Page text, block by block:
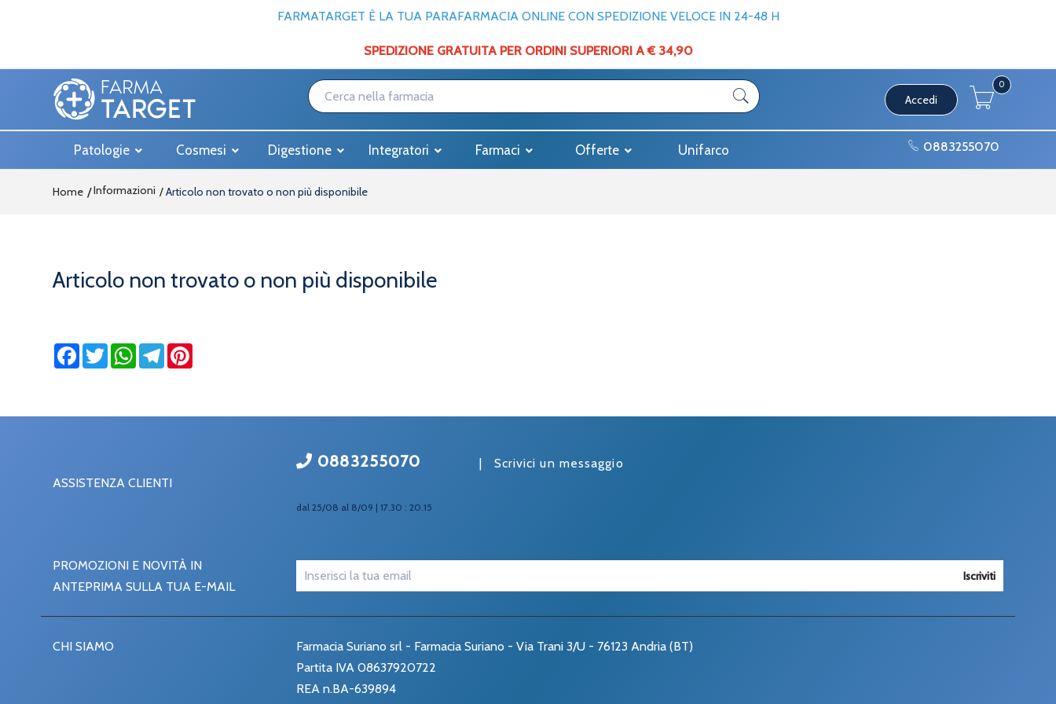
FARMATARGET È LA TUA PARAFARMACIA ONLINE CON SPEDIZIONE VELOCE IN 24-48 H
SPEDIZIONE GRATUITA PER ORDINI SUPERIORI A € 34,90
Accedi
0
Patologie Cosmesi Digestione Integratori Farmaci Offerte Unifarco 0883255070
Home Informazioni Articolo non trovato o non più disponibile
Articolo non trovato o non più disponibile
Facebook
TwitterWhatsApp
Telegram
ASSISTENZA CLIENTI
0883255070
dal 25/08 al 8/09 | 17.30 : 20.15
| Scrivici un messaggio
PROMOZIONI E NOVITÀ IN
ANTEPRIMA SULLA TUA E-MAIL
Iscriviti
CHI SIAMO
Farmacia Suriano srl - Farmacia Suriano - Via Trani 3/U - 76123 Andria (BT)
Partita IVA 08637920722
REA n.BA-639894